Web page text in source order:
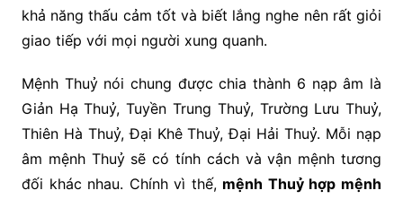
khả năng thấu cảm tốt và biết lắng nghe nên rất giỏi
giao tiếp với mọi người xung quanh.
Mệnh Thuỷ nói chung được chia thành 6 nạp âm là
Giản Hạ Thuỷ, Tuyền Trung Thuỷ, Trường Lưu Thuỷ,
Thiên Hà Thuỷ, Đại Khê Thuỷ, Đại Hải Thuỷ. Mỗi nạp
âm mệnh Thuỷ sẽ có tính cách và vận mệnh tương
đối khác nhau. Chính vì thế, mệnh Thuỷ hợp mệnh